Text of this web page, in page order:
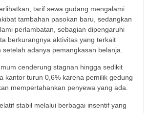
tarif sewa gudang mengalami
tambahan pasokan baru, sedangkan
perlambatan, sebagian dipengaruhi
berkurangnya aktivitas yang terkait
adanya pemangkasan belanja.
cenderung stagnan hingga sedikit
kantor turun 0,6% karena pemilik gedung
mempertahankan penyewa yang ada.
stabil melalui berbagai insentif yang